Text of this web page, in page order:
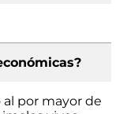
por mayor de